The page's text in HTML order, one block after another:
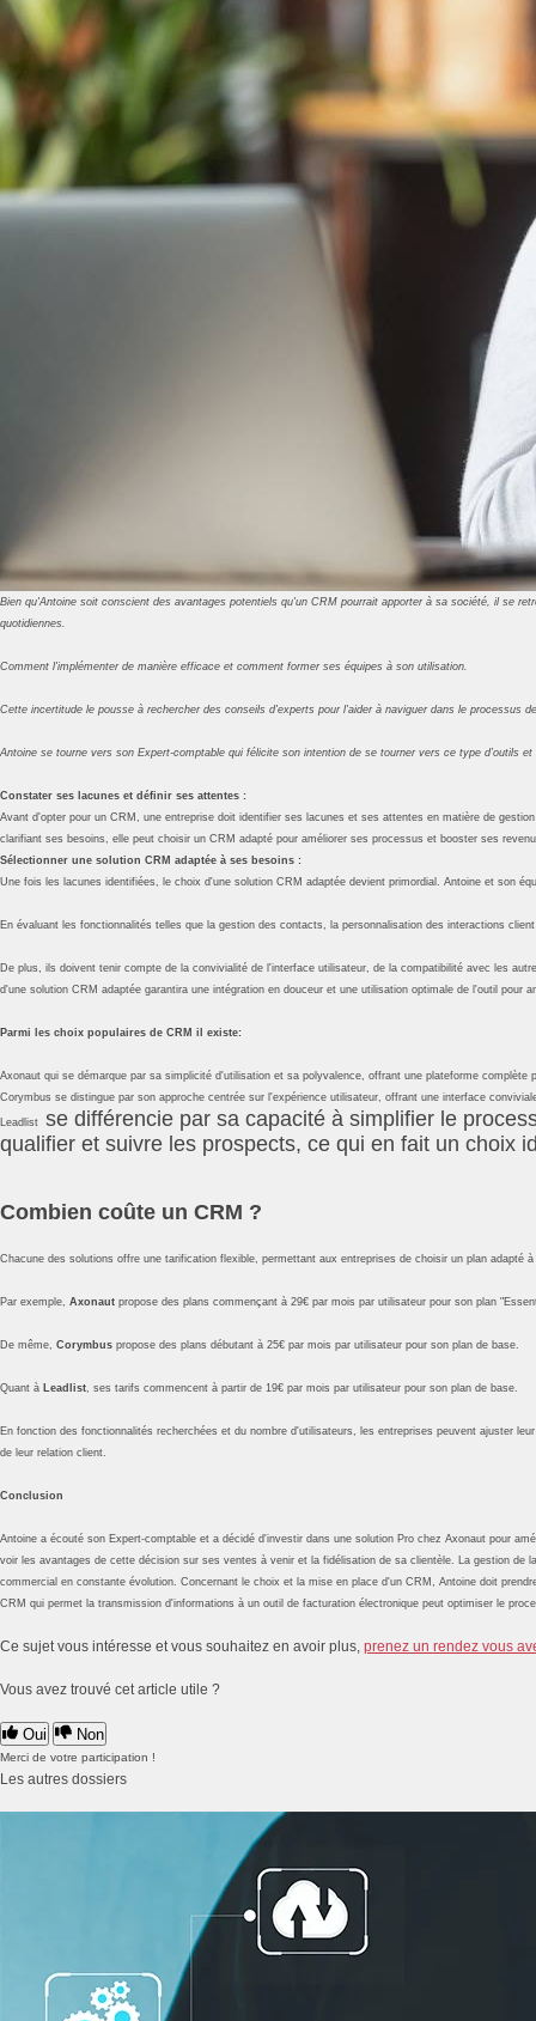
Bien qu'Antoine soit conscient des avantages potentiels qu'un CRM pourrait apporter à sa société, il se
quotidiennes.
Comment l'implémenter de manière efficace et comment former ses équipes à son utilisation.
Cette incertitude le pousse à rechercher des conseils d'experts pour l'aider à naviguer dans le processus
Antoine se tourne vers son Expert-comptable qui félicite son intention de se tourner vers ce type d’outils
Constater ses lacunes et définir ses attentes :
Avant d'opter pour un CRM, une entreprise doit identifier ses lacunes et ses attentes en matière de
clarifiant ses besoins, elle peut choisir un CRM adapté pour améliorer ses processus et booster ses
Sélectionner une solution CRM adaptée à ses besoins :
Une fois les lacunes identifiées, le choix d'une solution CRM adaptée devient primordial. Antoine et son
En évaluant les fonctionnalités telles que la gestion des contacts, la personnalisation des interactions
De plus, ils doivent tenir compte de la convivialité de l'interface utilisateur, de la compatibilité avec les
d'une solution CRM adaptée garantira une intégration en douceur et une utilisation optimale de l'outil pour
Parmi les choix populaires de CRM il existe:
Axonaut qui se démarque par sa simplicité d'utilisation et sa polyvalence, offrant une plateforme
Corymbus se distingue par son approche centrée sur l'expérience utilisateur, offrant une interface
Leadlist se différencie par sa capacité à simplifier le
qualifier et suivre les prospects, ce qui en fait un choix
Combien coûte un CRM ?
Chacune des solutions offre une tarification flexible, permettant aux entreprises de choisir un plan adapté
Par exemple, Axonaut propose des plans commençant à 29€ par mois par utilisateur pour son plan
De même, Corymbus propose des plans débutant à 25€ par mois par utilisateur pour son plan de base.
Quant à Leadlist , ses tarifs commencent à partir de 19€ par mois par utilisateur pour son plan de base.
En fonction des fonctionnalités recherchées et du nombre d'utilisateurs, les entreprises peuvent ajuster
de leur relation client.
Conclusion
Antoine a écouté son Expert-comptable et a décidé d'investir dans une solution Pro chez Axonaut pour
voir les avantages de cette décision sur ses ventes à venir et la fidélisation de sa clientèle. La gestion de
commercial en constante évolution. Concernant le choix et la mise en place d'un CRM, Antoine doit
CRM qui permet la transmission d'informations à un outil de facturation électronique peut optimiser le
Ce sujet vous intéresse et vous souhaitez en avoir plus, prenez un rendez vous
Vous avez trouvé cet article utile ?
Oui Non
Merci de votre participation !
Les autres dossiers